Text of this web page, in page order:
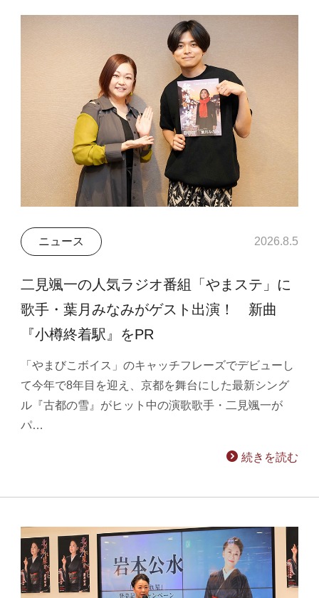
ニュース 2026.8.5
二見颯一の人気ラジオ番組「やまステ」に
歌手・葉月みなみがゲスト出演！ 新曲
『小樽終着駅』をPR
「やまびこボイス」のキャッチフレーズでデビューし
て今年で8年目を迎え、京都を舞台にした最新シング
ル『古都の雪』がヒット中の演歌歌手・二見颯一が
パ…
続きを読む